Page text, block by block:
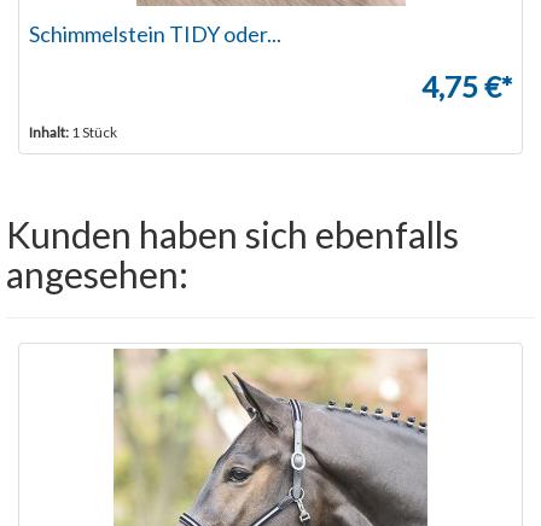
Schimmelstein TIDY oder...
4,75 €*
Inhalt: 1 Stück
Kunden haben sich ebenfalls
angesehen: